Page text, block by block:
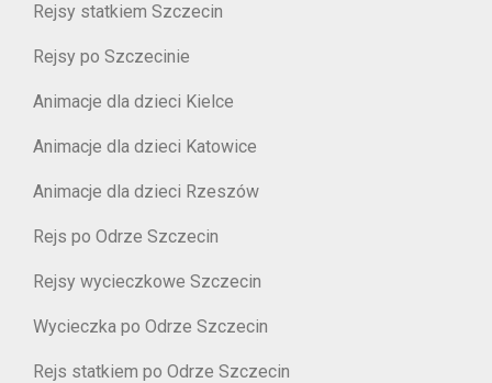
Rejsy statkiem Szczecin
Rejsy po Szczecinie
Animacje dla dzieci Kielce
Animacje dla dzieci Katowice
Animacje dla dzieci Rzeszów
Rejs po Odrze Szczecin
Rejsy wycieczkowe Szczecin
Wycieczka po Odrze Szczecin
Rejs statkiem po Odrze Szczecin